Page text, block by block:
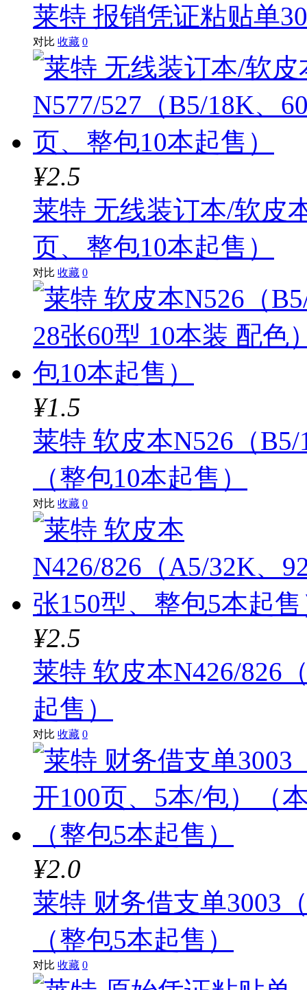
莱特 报销凭证粘贴单
对比 收藏 0
¥2.5
莱特 无线装订本/软皮
页、整包10本起售）
对比 收藏 0
¥1.5
莱特 软皮本N526（
（整包10本起售）
对比 收藏 0
¥2.5
莱特 软皮本N426/826
起售）
对比 收藏 0
¥2.0
莱特 财务借支单3003
（整包5本起售）
对比 收藏 0